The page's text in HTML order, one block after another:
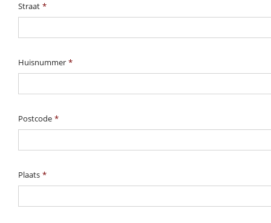
Straat *
Huisnummer *
Postcode *
Plaats *